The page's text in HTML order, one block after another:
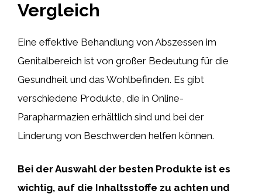
Vergleich
Eine effektive Behandlung von Abszessen im
Genitalbereich ist von großer Bedeutung für die
Gesundheit und das Wohlbefinden. Es gibt
verschiedene Produkte, die in Online-
Parapharmazien erhältlich sind und bei der
Linderung von Beschwerden helfen können.
Bei der Auswahl der besten Produkte ist es
wichtig, auf die Inhaltsstoffe zu achten und